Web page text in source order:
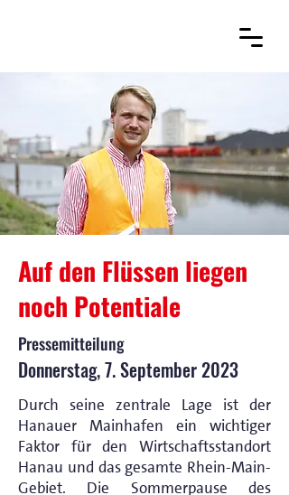
Auf den Flüssen liegen
noch Potentiale
Pressemitteilung
Donnerstag, 7. September 2023
Durch seine zentrale Lage ist der
Hanauer Mainhafen ein wichtiger
Faktor für den Wirtschaftsstandort
Hanau und das gesamte Rhein-Main-
Gebiet. Die Sommerpause des